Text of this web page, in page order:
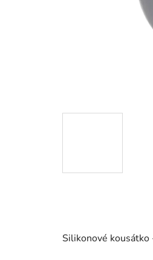
Silikonové kousátko